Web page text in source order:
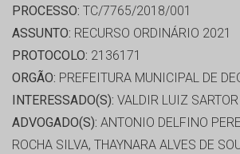
PROCESSO: TC/7765/2018/001
ASSUNTO: RECURSO ORDINÁRIO 2021
PROTOCOLO: 2136171
ORGÃO: PREFEITURA MUNICIPAL DE
INTERESSADO(S): VALDIR LUIZ SARTOR
ADVOGADO(S): ANTONIO DELFINO
ROCHA SILVA, THAYNARA ALVES DE